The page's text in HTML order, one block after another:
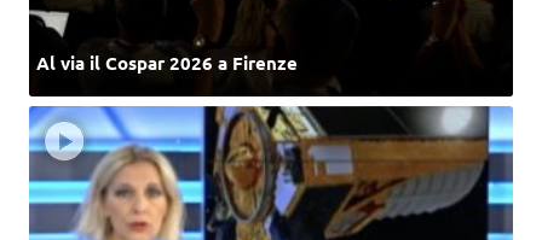
Al via il Cospar 2026 a Firenze